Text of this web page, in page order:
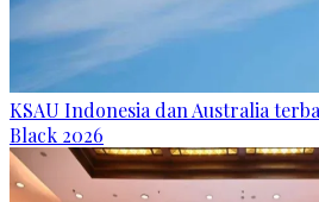
KSAU Indonesia dan Australia
Black 2026